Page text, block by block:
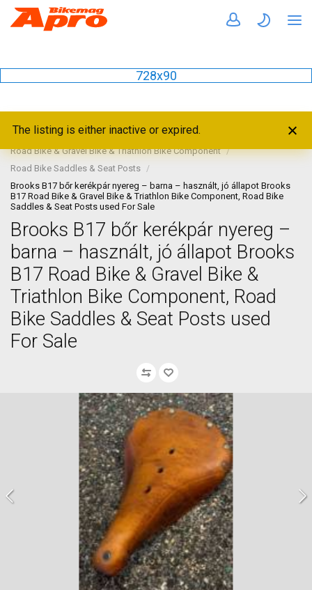
728x90
The listing is either inactive or expired.
Home
Bike Components
Road Bike & Gravel Bike & Triathlon Bike Component
Road Bike Saddles & Seat Posts
Brooks B17 bőr kerékpár nyereg – barna – használt, jó állapot Brooks
B17 Road Bike & Gravel Bike & Triathlon Bike Component, Road Bike
Saddles & Seat Posts used For Sale
Brooks B17 bőr kerékpár nyereg –
barna – használt, jó állapot Brooks
B17 Road Bike & Gravel Bike &
Triathlon Bike Component, Road
Bike Saddles & Seat Posts used
For Sale